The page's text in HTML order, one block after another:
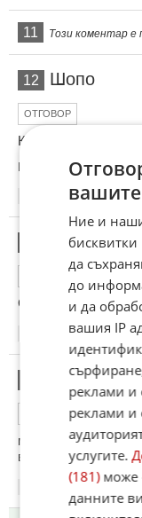
11 Този коментар
12 Шопо
ОТГОВОР
Китайците са умни
Коментиран от#87,
20.05.2026
Преди
Сега са роби.
20.05.2026
хихи
ОТГОВОР
мумията е понижил
вино от 2016
20.05.2026
Ние и
да
до
и да
вашия IP
реклами и
реклами и
услугите.
(181)може
данните